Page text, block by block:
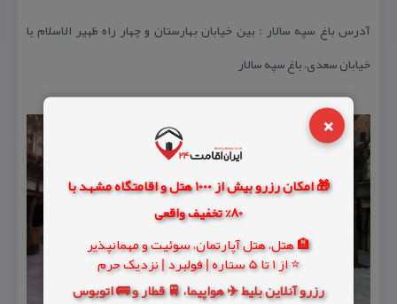
×
🎁 امکان رزرو بیش از 1000 هتل و اقامتگاه مشهد با
80% تخفیف واقعی
🏨 هتل، هتل آپارتمان، سوئیت و مهمانپذیر
⭐ از 1 تا 5 ستاره | فولبرد | نزدیک حرم
رزرو آنلاین بلیط ✈️ هواپیما، 🚆 قطار و 🚌 اتوبوس
آدرس باغ سپه سالار : بین خیابان بهارستان و چهار راه ظهیر الاسلام یا
خیابان سعدی، باغ سپه سالار